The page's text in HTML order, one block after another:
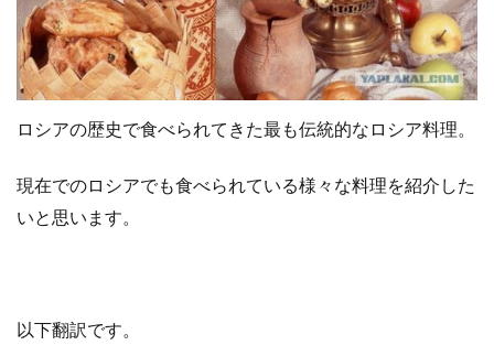
o
k
r
ロシアの歴史で食べられてきた最も伝統的なロシア料理。
現在でのロシアでも食べられている様々な料理を紹介した
いと思います。
以下翻訳です。